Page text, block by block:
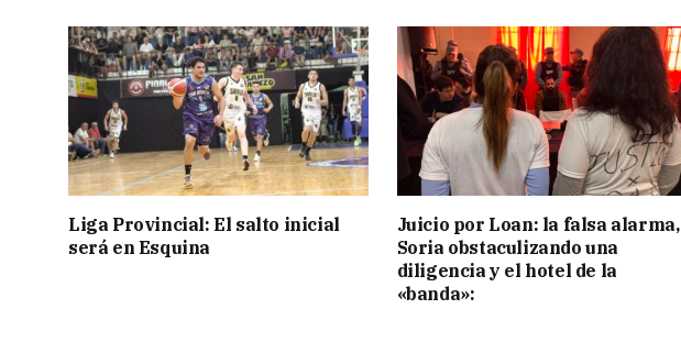
Liga Provincial: El salto inicial
será en Esquina
Juicio por Loan: la falsa alarma,
Soria obstaculizando una
diligencia y el hotel de la
«banda»: